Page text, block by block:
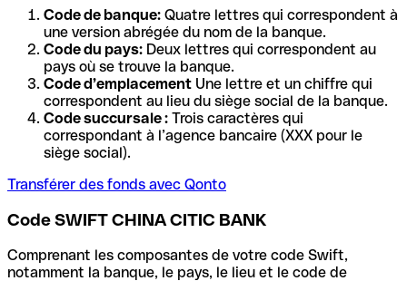
Code de banque: Quatre lettres qui correspondent à
une version abrégée du nom de la banque.
Code du pays: Deux lettres qui correspondent au
pays où se trouve la banque.
Code d’emplacement Une lettre et un chiffre qui
correspondent au lieu du siège social de la banque.
Code succursale : Trois caractères qui
correspondant à l’agence bancaire (XXX pour le
siège social).
Transférer des fonds avec Qonto
Code SWIFT CHINA CITIC BANK
Comprenant les composantes de votre code Swift,
notamment la banque, le pays, le lieu et le code de